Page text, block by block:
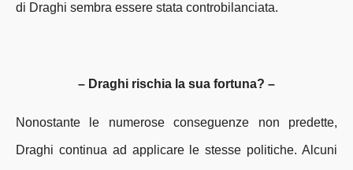
di Draghi sembra essere stata controbilanciata.
– Draghi rischia la sua fortuna? –
Nonostante le numerose conseguenze non predette,
Draghi continua ad applicare le stesse politiche. Alcuni